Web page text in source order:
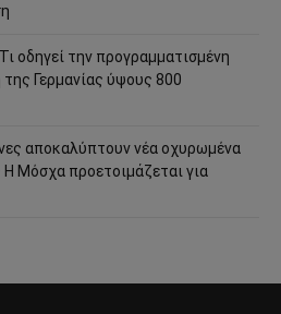
οδηγεί την προγραμματισμένη
Γερμανίας ύψους 800
αποκαλύπτουν νέα οχυρωμένα
Μόσχα προετοιμάζεται για